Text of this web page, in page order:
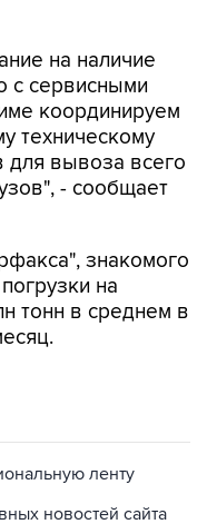
на наличие
координируем
техническому
вывоза всего
- сообщает
знакомого
тонн в среднем в
новостей сайта
в официальном